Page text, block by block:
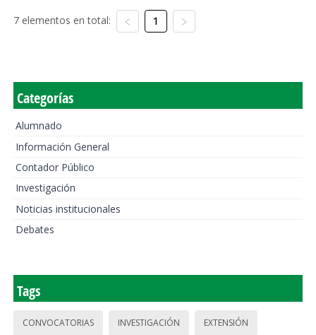
7 elementos en total: 1
Categorías
Alumnado
Información General
Contador Público
Investigación
Noticias institucionales
Debates
Tags
CONVOCATORIAS INVESTIGACIÓN EXTENSIÓN